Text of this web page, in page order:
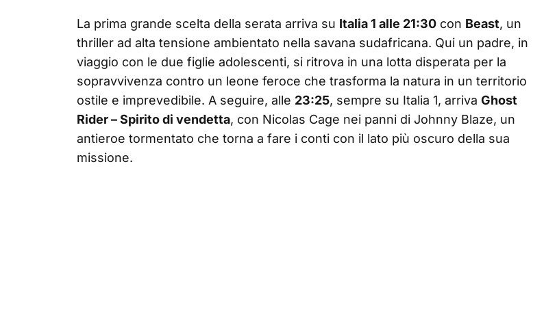
La prima grande scelta della serata arriva su Italia 1 alle 21:30 con Beast, un
thriller ad alta tensione ambientato nella savana sudafricana. Qui un padre, in
viaggio con le due figlie adolescenti, si ritrova in una lotta disperata per la
sopravvivenza contro un leone feroce che trasforma la natura in un territorio
ostile e imprevedibile. A seguire, alle 23:25, sempre su Italia 1, arriva Ghost
Rider – Spirito di vendetta, con Nicolas Cage nei panni di Johnny Blaze, un
antieroe tormentato che torna a fare i conti con il lato più oscuro della sua
missione.